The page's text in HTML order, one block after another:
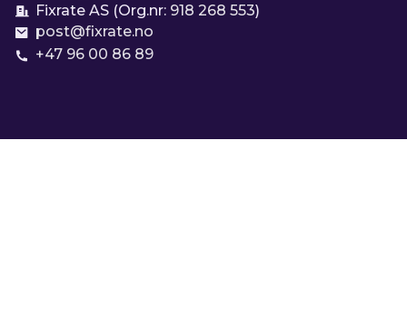
Fixrate AS (Org.nr: 918 268 553)
post@fixrate.no
+47 96 00 86 89